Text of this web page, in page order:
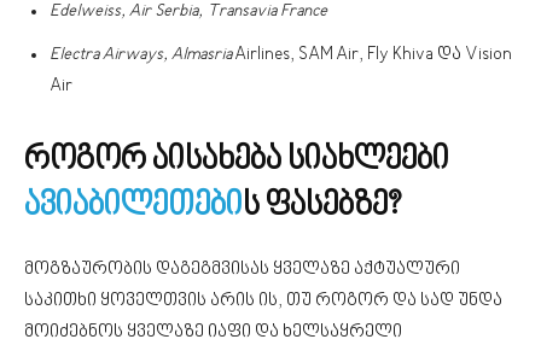
Edelweiss, Air Serbia, Transavia France
Electra Airways, AlmasriaAirlines, SAM Air, Fly Khiva და Vision
Air
როგორ აისახება სიახლეები
ავიაბილეთების ფასებზე?
მოგზაურობის დაგეგმვისას ყველაზე აქტუალური
საკითხი ყოველთვის არის ის, თუ როგორ და სად უნდა
მოიძებნოს ყველაზე იაფი და ხელსაყრელი